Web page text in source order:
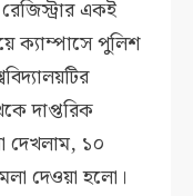
একই
ক্যাম্পাসে পুলিশ
দাপ্তরিক
দেখলাম, ১০
দেওয়া হলো।